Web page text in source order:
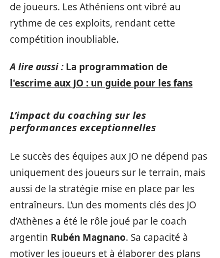
de joueurs. Les Athéniens ont vibré au
rythme de ces exploits, rendant cette
compétition inoubliable.
A lire aussi : La programmation de
l'escrime aux JO : un guide pour les fans
L’impact du coaching sur les
performances exceptionnelles
Le succès des équipes aux JO ne dépend pas
uniquement des joueurs sur le terrain, mais
aussi de la stratégie mise en place par les
entraîneurs. L’un des moments clés des JO
d’Athènes a été le rôle joué par le coach
argentin Rubén Magnano. Sa capacité à
motiver les joueurs et à élaborer des plans